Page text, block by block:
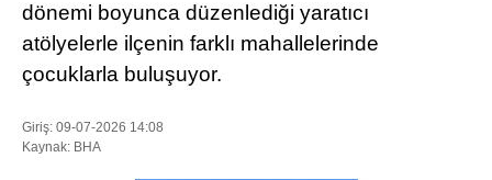
EĞİTİM
dönemi boyunca düzenlediği yaratıcı
atölyelerle ilçenin farklı mahallelerinde
çocuklarla buluşuyor.
Giriş: 09-07-2026 14:08
Kaynak: BHA